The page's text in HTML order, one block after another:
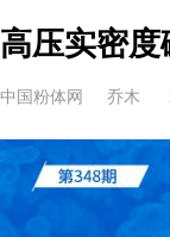
高压实密度
中国粉体网 乔木